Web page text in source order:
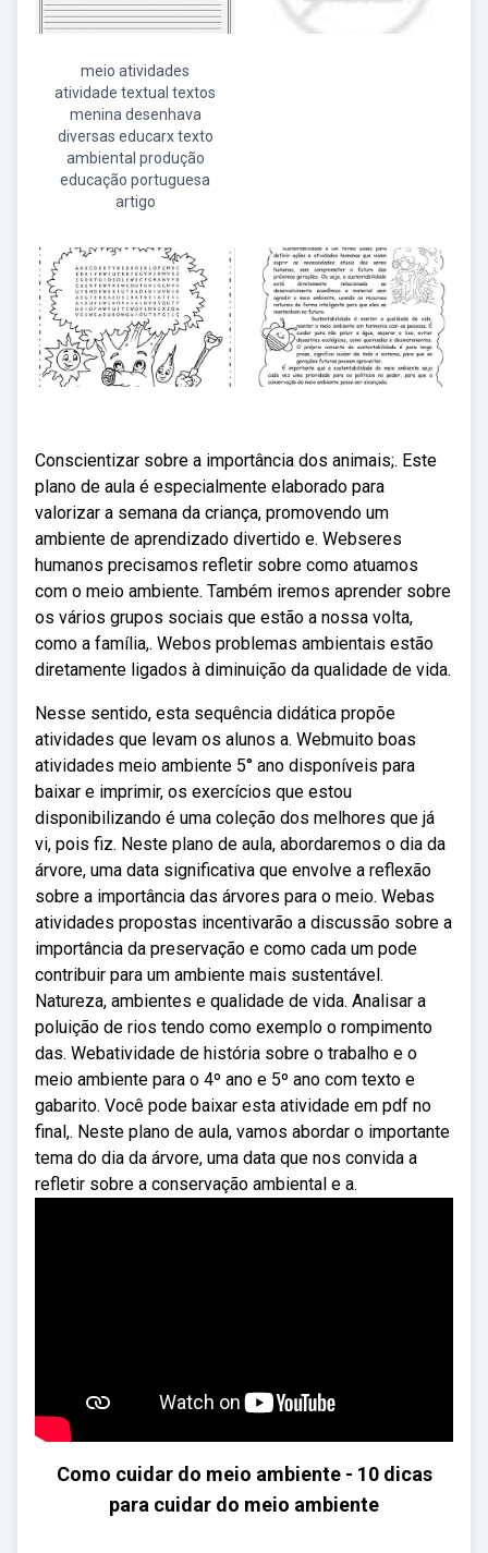
meio atividades
atividade textual textos
menina desenhava
diversas educarx texto
ambiental produção
educação portuguesa
artigo
Conscientizar sobre a importância dos animais;. Este
plano de aula é especialmente elaborado para
valorizar a semana da criança, promovendo um
ambiente de aprendizado divertido e. Webseres
humanos precisamos refletir sobre como atuamos
com o meio ambiente. Também iremos aprender sobre
os vários grupos sociais que estão a nossa volta,
como a família,. Webos problemas ambientais estão
diretamente ligados à diminuição da qualidade de vida.
Nesse sentido, esta sequência didática propõe
atividades que levam os alunos a. Webmuito boas
atividades meio ambiente 5° ano disponíveis para
baixar e imprimir, os exercícios que estou
disponibilizando é uma coleção dos melhores que já
vi, pois fiz. Neste plano de aula, abordaremos o dia da
árvore, uma data significativa que envolve a reflexão
sobre a importância das árvores para o meio. Webas
atividades propostas incentivarão a discussão sobre a
importância da preservação e como cada um pode
contribuir para um ambiente mais sustentável.
Natureza, ambientes e qualidade de vida. Analisar a
poluição de rios tendo como exemplo o rompimento
das. Webatividade de história sobre o trabalho e o
meio ambiente para o 4º ano e 5º ano com texto e
gabarito. Você pode baixar esta atividade em pdf no
final,. Neste plano de aula, vamos abordar o importante
tema do dia da árvore, uma data que nos convida a
refletir sobre a conservação ambiental e a.
Como cuidar do meio ambiente - 10 dicas
para cuidar do meio ambiente